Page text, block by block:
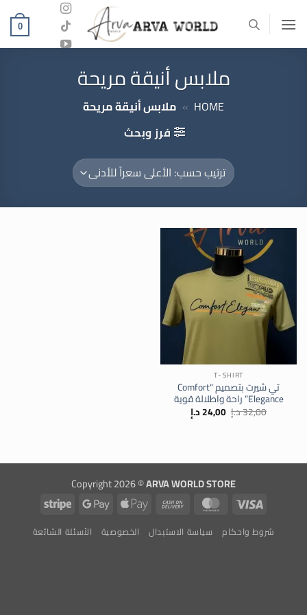
للمحتوى
0
ملابس أنيقة مريحة
HOME
» ملابس أنيقة مريحة
فرز وبحث
T- SHIRT
تي شيرت بتصميم “Comfort
Elegance” راحة واطلالة قوية
32,00د.إ السعر
الأصلي
24,00د.إالحالي
Copyright 2026 ©ARVA WORLD STORE
MasterCard
Cash
Delivery
Apple
Google
Stripe
شروط واحكام سياسة الاستبدال الخصوصية الأسئلة الشائعة